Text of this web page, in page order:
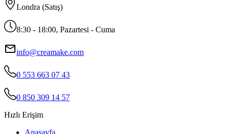
Londra (Satış)
8:30 - 18:00, Pazartesi - Cuma
info@creamake.com
0 553 663 07 43
0 850 309 14 57
Hızlı Erişim